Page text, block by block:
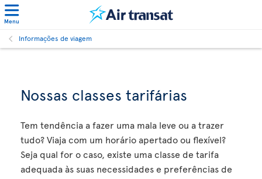
Menu
Informações de viagem
Nossas classes tarifárias
Tem tendência a fazer uma mala leve ou a trazer
tudo? Viaja com um horário apertado ou flexível?
Seja qual for o caso, existe uma classe de tarifa
adequada às suas necessidades e preferências de